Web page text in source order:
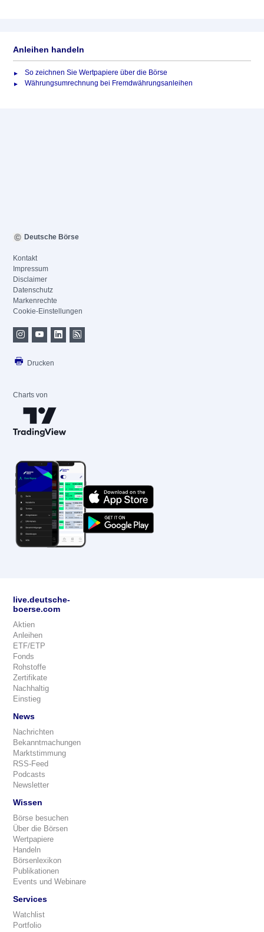
Anleihen handeln
So zeichnen Sie Wertpapiere über die Börse
Währungsumrechnung bei Fremdwährungsanleihen
Deutsche Börse
Kontakt
Impressum
Disclaimer
Datenschutz
Markenrechte
Cookie-Einstellungen
Drucken
Charts von
live.deutsche-
boerse.com
Aktien
Anleihen
ETF/ETP
Fonds
Rohstoffe
Zertifikate
Nachhaltig
Einstieg
News
Nachrichten
Bekanntmachungen
Marktstimmung
RSS-Feed
Podcasts
Newsletter
Wissen
Börse besuchen
Über die Börsen
Wertpapiere
Handeln
Börsenlexikon
Publikationen
Events und Webinare
Services
Watchlist
Portfolio